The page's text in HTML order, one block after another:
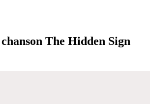
The Hidden Sign